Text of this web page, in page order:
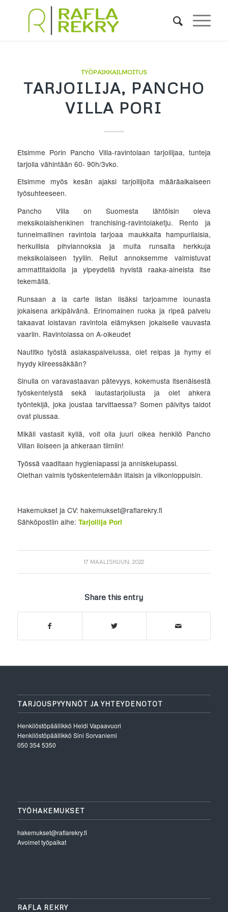
TYÖPAIKKAILMOITUS
TARJOILIJA, PANCHO
VILLA PORI
Etsimme Porin Pancho Villa-ravintolaan tarjoilijaa, tunteja
tarjolla vähintään 60- 90h/3vko.
Etsimme myös kesän ajaksi tarjoilijoita määräaikaiseen
työsuhteeseen.
Pancho Villa on Suomesta lähtöisin oleva
meksikolaishenkinen franchising-ravintolaketju. Rento ja
tunnelmallinen ravintola tarjoaa maukkaita hampurilaisia,
herkullisia pihviannoksia ja muita runsaita herkkuja
meksikolaiseen tyyliin. Reilut annoksemme valmistuvat
ammattitaidolla ja ylpeydellä hyvistä raaka-aineista itse
tekemällä.
Runsaan a la carte listan lisäksi tarjoamme lounasta
jokaisena arkipäivänä. Erinomainen ruoka ja ripeä palvelu
takaavat loistavan ravintola elämyksen jokaiselle vauvasta
vaariin. Ravintolassa on A-oikeudet
Nautitko työstä asiakaspalvelussa, olet reipas ja hymy ei
hyydy kiireessäkään?
Sinulla on varavastaavan pätevyys, kokemusta itsenäisestä
työskentelystä sekä lautastarjoilusta ja olet ahkera
työntekijä, joka joustaa tarvittaessa? Somen päivitys taidot
ovat plussaa.
Mikäli vastasit kyllä, voit olla juuri oikea henkilö Pancho
Villan iloiseen ja ahkeraan tiimiin!
Työssä vaaditaan hygieniapassi ja anniskelupassi.
Olethan valmis työskentelemään iltaisin ja viikonloppuisin.
Hakemukset ja CV: hakemukset@raflarekry.fi
Sähköpostiin aihe: Tarjoilija Pori
17 MAALISKUUN, 2022
Share this entry
TARJOUSPYYNNÖT JA YHTEYDENOTOT
Henkilöstöpäällikkö Heidi Vapaavuori
Henkilöstöpäällikkö Sini Sorvaniemi
050 354 5350
TYÖHAKEMUKSET
hakemukset@raflarekry.fi
Avoimet työpaikat
RAFLA REKRY